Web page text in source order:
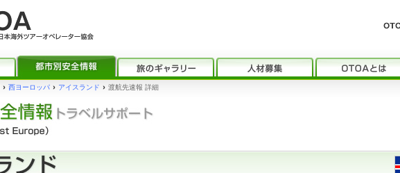
› 西ヨーロッパ › アイスランド › 渡航先速報 詳細